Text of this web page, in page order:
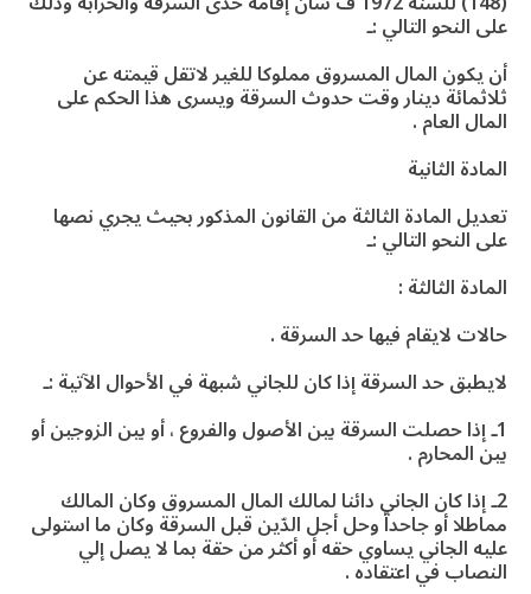
على النحو التالي :ـ
أن يكون المال المسروق مملوكا للغير لاتقل قيمته عن
ثلاثمائة دينار وقت حدوث السرقة ويسرى هذا الحكم على
المال العام .
المادة الثانية
تعديل المادة الثالثة من القانون المذكور بحيث يجري نصها
على النحو التالي :ـ
المادة الثالثة :
حالات لايقام فيها حد السرقة .
لايطبق حد السرقة إذا كان للجاني شبهة في الأحوال الآتية :ـ
1ـ إذا حصلت السرقة بين الأصول والفروع ، أو بين الزوجين أو
بين المحارم .
2ـ إذا كان الجاني دائنا لمالك المال المسروق وكان المالك
مماطلا أو جاحداً وحل أجل الدّين قبل السرقة وكان ما استولى
عليه الجاني يساوي حقه أو أكثر من حقة بما لا يصل إلي
النصاب في اعتقاده .